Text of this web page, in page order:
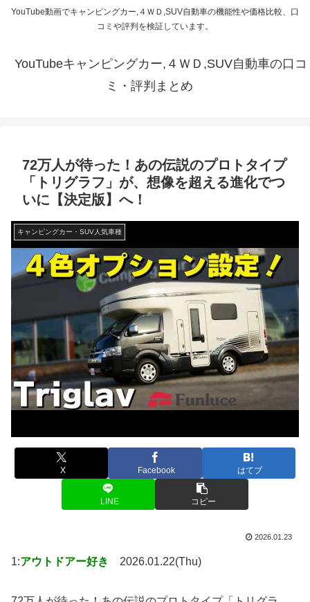
YouTube動画でキャンピングカー,４ＷＤ,SUV自動車の機能性や価格比較、口
コミや評判を検証しています。
YouTubeキャンピングカー,４ＷＤ,SUV自動車の口コ
ミ・評判まとめ
72万人が待った！あの伝説のプロトタイプ
「トリグラフ」が、想像を超える進化でつ
いに【決定版】へ！
キャンピングカー・SUV人気車種
X Facebook はてブ
LINE コピー
2026.01.23
1:アウトドアー好き 2026.01.22(Thu)